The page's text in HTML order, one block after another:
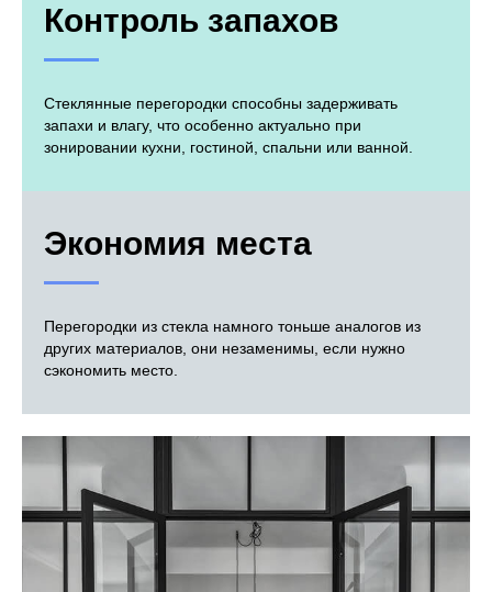
Контроль запахов
Стеклянные перегородки способны задерживать
запахи и влагу, что особенно актуально при
зонировании кухни, гостиной, спальни или ванной.
Экономия места
Перегородки из стекла намного тоньше аналогов из
других материалов, они незаменимы, если нужно
сэкономить место.